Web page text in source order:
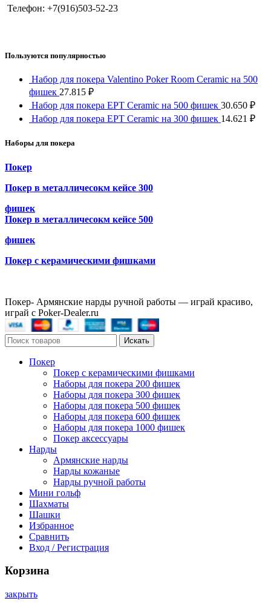
Телефон: +7(916)503-52-23
Пользуются популярностью
Набор для покера Valentino Poker Room Ceramic на 500
фишек 27.815 ₽
Набор для покера EPT Ceramic на 500 фишек 30.650 ₽
Набор для покера EPT Ceramic на 300 фишек 14.621 ₽
Наборы для покера
Покер
Покер в металличесокм кейсе 300
фишек
Покер в металличесокм кейсе 500
фишек
Покер с керамическими фишками
Покер- Армянские нарды ручной работы — играй красиво,
играй с Poker-Dealer.ru
Искать
Покер
Покер с керамическими фишками
Наборы для покера 200 фишек
Наборы для покера 300 фишек
Наборы для покера 500 фишек
Наборы для покера 600 фишек
Наборы для покера 1000 фишек
Покер аксессуары
Нарды
Армянские нарды
Нарды кожаные
Нарды ручной работы
Мини гольф
Шахматы
Шашки
Избранное
Сравнить
Вход / Регистрация
Корзина
закрыть